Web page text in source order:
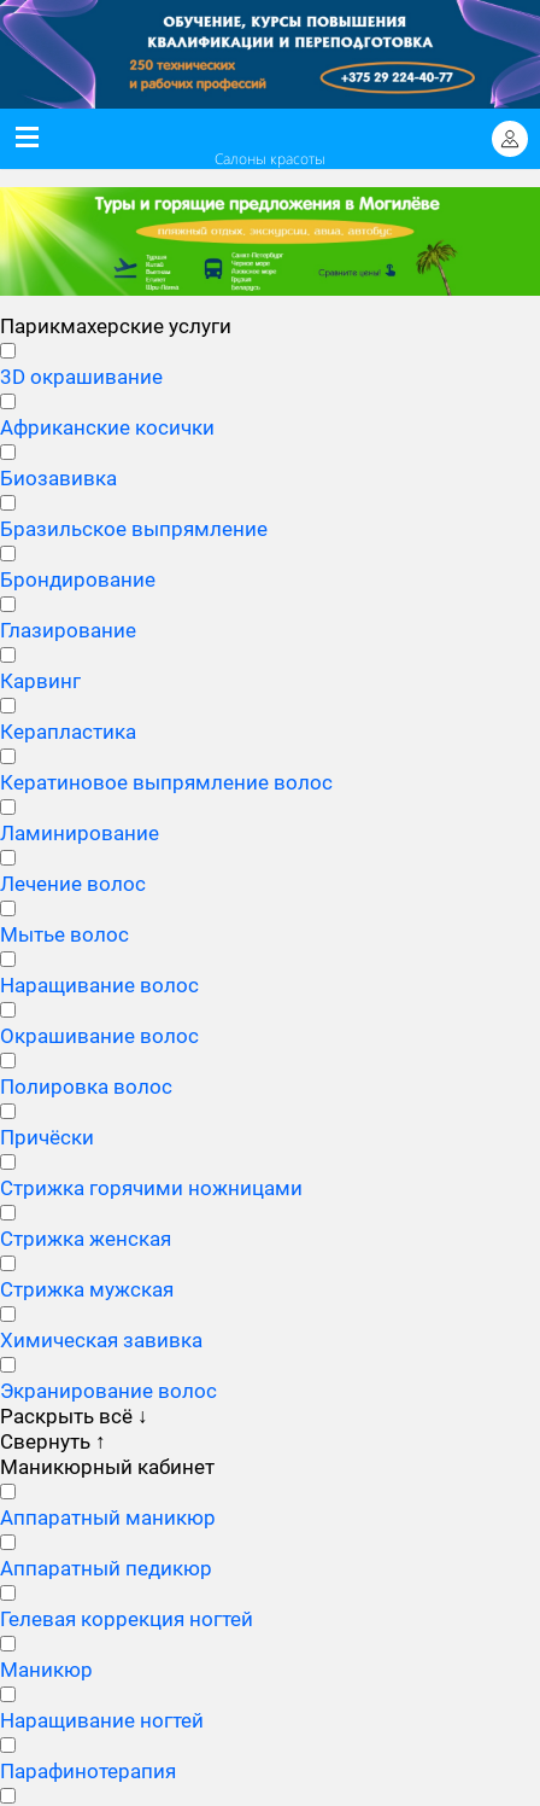
Салоны красоты
Парикмахерские услуги
3D окрашивание
Африканские косички
Биозавивка
Бразильское выпрямление
Брондирование
Глазирование
Карвинг
Керапластика
Кератиновое выпрямление волос
Ламинирование
Лечение волос
Мытье волос
Наращивание волос
Окрашивание волос
Полировка волос
Причёски
Стрижка горячими ножницами
Стрижка женская
Стрижка мужская
Химическая завивка
Экранирование волос
Раскрыть всё ↓
Свернуть ↑
Маникюрный кабинет
Аппаратный маникюр
Аппаратный педикюр
Гелевая коррекция ногтей
Маникюр
Наращивание ногтей
Парафинотерапия